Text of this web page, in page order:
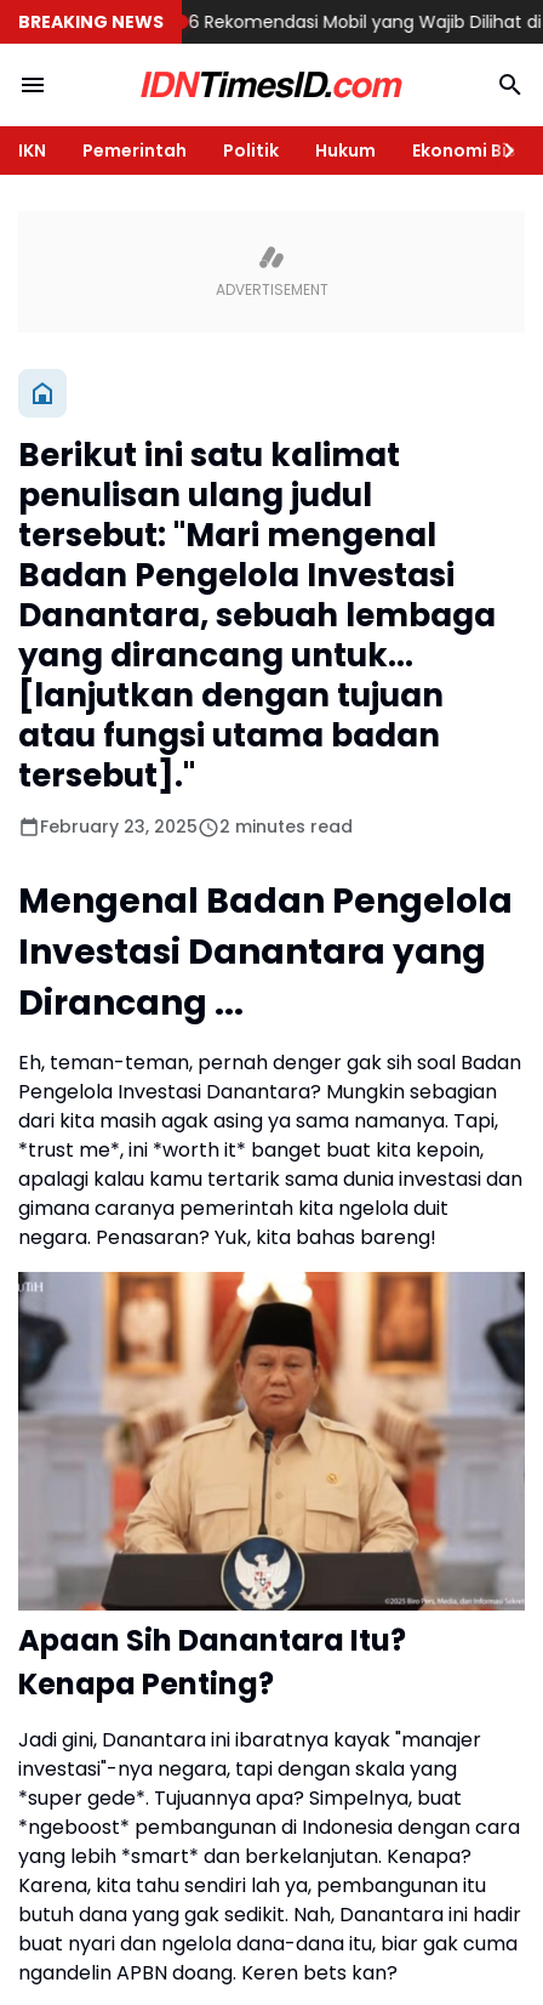
BREAKING NEWS
Semarang 6 Rekomendasi Mobil yang Wajib Dilihat di GIIAS
IKN Pemerintah Politik Hukum Ekonomi Bisnis
Berikut ini satu kalimat
penulisan ulang judul
tersebut: "Mari mengenal
Badan Pengelola Investasi
Danantara, sebuah lembaga
yang dirancang untuk...
[lanjutkan dengan tujuan
atau fungsi utama badan
tersebut]."
February 23, 2025 2 minutes read
Mengenal Badan Pengelola
Investasi Danantara yang
Dirancang ...
Eh, teman-teman, pernah denger gak sih soal Badan
Pengelola Investasi Danantara? Mungkin sebagian
dari kita masih agak asing ya sama namanya. Tapi,
*trust me*, ini *worth it* banget buat kita kepoin,
apalagi kalau kamu tertarik sama dunia investasi dan
gimana caranya pemerintah kita ngelola duit
negara. Penasaran? Yuk, kita bahas bareng!
Apaan Sih Danantara Itu?
Kenapa Penting?
Jadi gini, Danantara ini ibaratnya kayak "manajer
investasi"-nya negara, tapi dengan skala yang
*super gede*. Tujuannya apa? Simpelnya, buat
*ngeboost* pembangunan di Indonesia dengan cara
yang lebih *smart* dan berkelanjutan. Kenapa?
Karena, kita tahu sendiri lah ya, pembangunan itu
butuh dana yang gak sedikit. Nah, Danantara ini hadir
buat nyari dan ngelola dana-dana itu, biar gak cuma
ngandelin APBN doang. Keren bets kan?